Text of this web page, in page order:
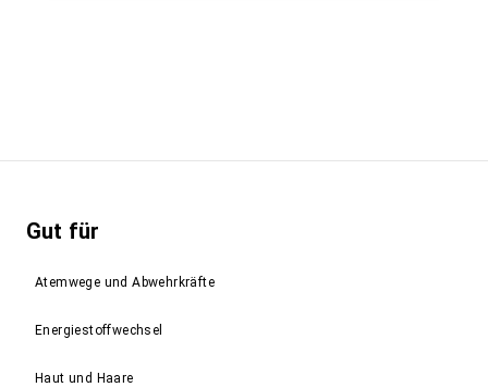
Gut für
Atemwege und Abwehrkräfte
Energiestoffwechsel
Haut und Haare